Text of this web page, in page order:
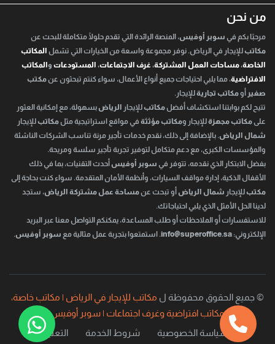
من نحن
مرحبًا بكم في سوبر أوفيس، المنصة الرائدة التي تقدم حلولًا متكاملة للبحث عن
مكاتبللإيجار في الرياض. نوفر مجموعة واسعة من الخيارات التي تشمل المكاتب
الخاصة،مساحات العمل المشتركة،غرف الاجتماعات، المستودعات والمكاتب
الافتراضية، مما يلبي احتياجات جميع أنواع الأعمال، سواء كنتم تبحثون عنمكتب
صغير أومكاتب تجاريةللإيجار.
تتيح لكم بوابتنا استكشاف أفضل مكاتبللإيجار الرياضبسهولة، مع إمكانية العثور
علىمكاتب مجهزةللإيجار ومكاتب مؤثثة في مواقع استراتيجية مثل مكاتبللإيجار
شمال الرياض. بالإضافة إلى ذلك، نقدم خدمات تأجير مرنة تناسب الشركات الناشئة
والمؤسسات الكبرى، مع دعم متكامل لتوفير تجربة تأجير سلسة ومريحة.
بفضل الابتكار الذي نقدمه، تتوفر في سوبر أوفيس أحدث التقنيات، بما في ذلك
الأقفال الذكية، إدارة مواقف السيارات، وأنظمة الأمان المتقدمة. سواء كنت بحاجة إلى
مكتبللإيجار شمال الرياض أو تبحث عنمساحة عمل مشتركة الرياض، ستجد
لدينا الحل الأمثل الذي يلبي احتياجاتك.
للاستفسارات أو الملاحظات أو طلب المساعدة، يمكنكم التواصل معنا عبر البريد
الإلكتروني: info@superoffice.sa. استمتعوا بتجربة عمل مثالية مع سوبر أوفيس.
© جميع الحقوق محفوظة ل مكاتب للإيجار في الرياض | مكاتب خاصة،
مكاتب افتراضية وغرف اجتماعات | سوبر أوفيس
سياسة الخصوصية
شروط الخدمة التعليمات